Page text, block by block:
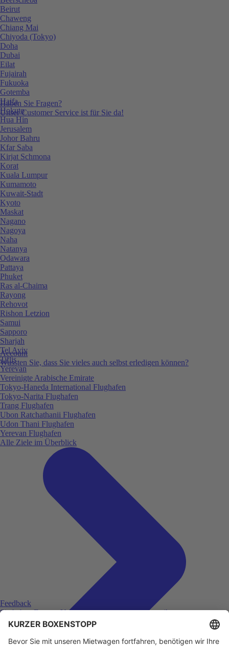
Haben Sie Fragen?
Unser Customer Service ist für Sie da!
Account
Wussten Sie, dass Sie vieles auch selbst erledigen können?
Feedback
Sie haben Fragen, Unklarheiten oder Feedback zu ihrer
zurückliegenden Buchung?
Beirut
Chaweng
Chiang Mai
Chiyoda (Tokyo)
Doha
Dubai
Eilat
Fujairah
Fukuoka
Gotemba
Haifa
Hokuto
Hua Hin
Jerusalem
Johor Bahru
Kfar Saba
Kirjat Schmona
Korat
Kuala Lumpur
Kumamoto
Kuwait-Stadt
Kyoto
Maskat
Nagano
Nagoya
Naha
Natanya
Odawara
Pattaya
Phuket
Ras al-Chaima
Rayong
Rehovot
Rishon Letzion
Samui
Sapporo
Sharjah
Tel Aviv
Tiflis
Yerevan
Vereinigte Arabische Emirate
Tokyo-Haneda International Flughafen
Tokyo-Narita Flughafen
Trang Flughafen
Ubon Ratchathanii Flughafen
Udon Thani Flughafen
Yerevan Flughafen
Alle Ziele im Überblick